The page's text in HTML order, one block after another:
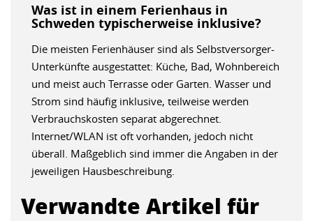
Was ist in einem Ferienhaus in
Schweden typischerweise inklusive?
Die meisten Ferienhäuser sind als Selbstversorger-
Unterkünfte ausgestattet: Küche, Bad, Wohnbereich
und meist auch Terrasse oder Garten. Wasser und
Strom sind häufig inklusive, teilweise werden
Verbrauchskosten separat abgerechnet.
Internet/WLAN ist oft vorhanden, jedoch nicht
überall. Maßgeblich sind immer die Angaben in der
jeweiligen Hausbeschreibung.
Verwandte Artikel für